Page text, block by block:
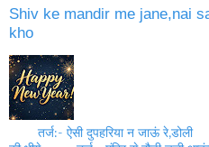
Shiv ke mandir me jane,nai
kho
तर्ज:- ऐसी दुपहरिया न जाऊं रे,डोली